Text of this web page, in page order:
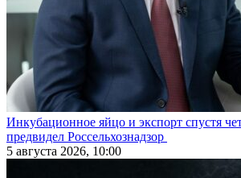
Инкубационное яйцо и экспорт спустя
предвидел Россельхознадзор
5 августа 2026, 10:00